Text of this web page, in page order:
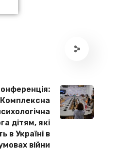
Комплексна
дітям, які
в Україні в
війни